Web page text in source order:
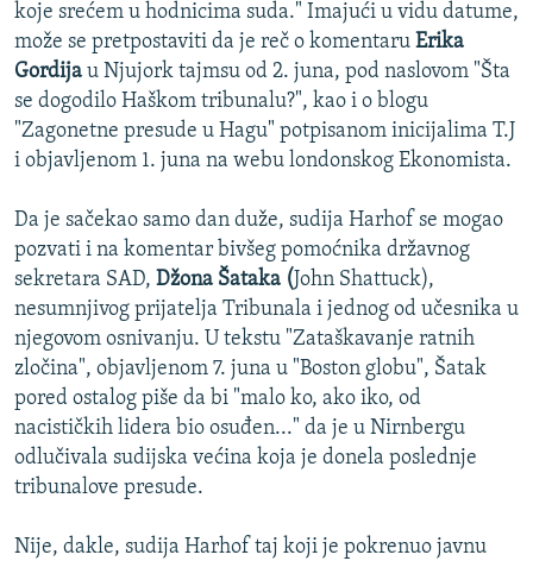
koje srećem u hodnicima suda." Imajući u vidu datume,
može se pretpostaviti da je reč o komentaru Erika
Gordija u Njujork tajmsu od 2. juna, pod naslovom "Šta
se dogodilo Haškom tribunalu?", kao i o blogu
"Zagonetne presude u Hagu" potpisanom inicijalima T.J
i objavljenom 1. juna na webu londonskog Ekonomista.
Da je sačekao samo dan duže, sudija Harhof se mogao
pozvati i na komentar bivšeg pomoćnika državnog
sekretara SAD, Džona Šataka (John Shattuck),
nesumnjivog prijatelja Tribunala i jednog od učesnika u
njegovom osnivanju. U tekstu "Zataškavanje ratnih
zločina", objavljenom 7. juna u "Boston globu", Šatak
pored ostalog piše da bi "malo ko, ako iko, od
nacističkih lidera bio osuđen..." da je u Nirnbergu
odlučivala sudijska većina koja je donela poslednje
tribunalove presude.
Nije, dakle, sudija Harhof taj koji je pokrenuo javnu